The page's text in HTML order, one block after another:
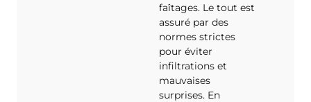
faîtages. Le tout est
assuré par des
normes strictes
pour éviter
infiltrations et
mauvaises
surprises. En